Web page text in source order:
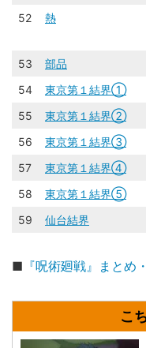
52
熱
53
部品
54
東京第１結界①
55
東京第１結界②
56
東京第１結界③
57
東京第１結界④
58
東京第１結界⑤
59
仙台結界
■ 『呪術廻戦』まとめ